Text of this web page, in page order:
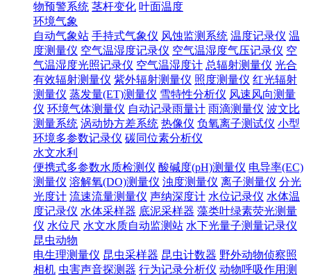
物预警系统 茎杆变化 叶面温度
环境气象
自动气象站 手持式气象仪 风蚀监测系统 温度记录仪 温
度测量仪 空气温湿度记录仪 空气温湿度气压记录仪 空
气温湿度光照记录仪 空气温湿度计 总辐射测量仪 光合
有效辐射测量仪 紫外辐射测量仪 照度测量仪 红光辐射
测量仪 蒸发量(ET)测量仪 雪特性分析仪 风速风向测量
仪 环境气体测量仪 自动记录雨量计 雨滴测量仪 波文比
测量系统 涡动协方差系统 热像仪 负氧离子测试仪 小型
环境多参数记录仪 碳同位素分析仪
水文水利
便携式多参数水质检测仪 酸碱度(pH)测量仪 电导率(EC)
测量仪 溶解氧(DO)测量仪 浊度测量仪 离子测量仪 分光
光度计 流速流量测量仪 声纳深度计 水位记录仪 水体温
度记录仪 水体采样器 底泥采样器 藻类叶绿素荧光测量
仪 水位尺 水文水质自动监测站 水下光量子测量记录仪
昆虫动物
电生理测量仪 昆虫采样器 昆虫计数器 野外动物侦察照
相机 虫害声音探测器 行为记录分析仪 动物呼吸作用测